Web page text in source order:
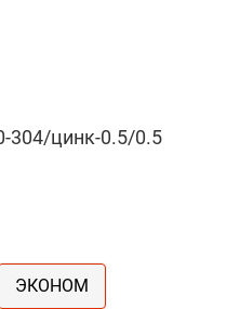
304/цинк-0.5/0.5
ЭКОНОМ